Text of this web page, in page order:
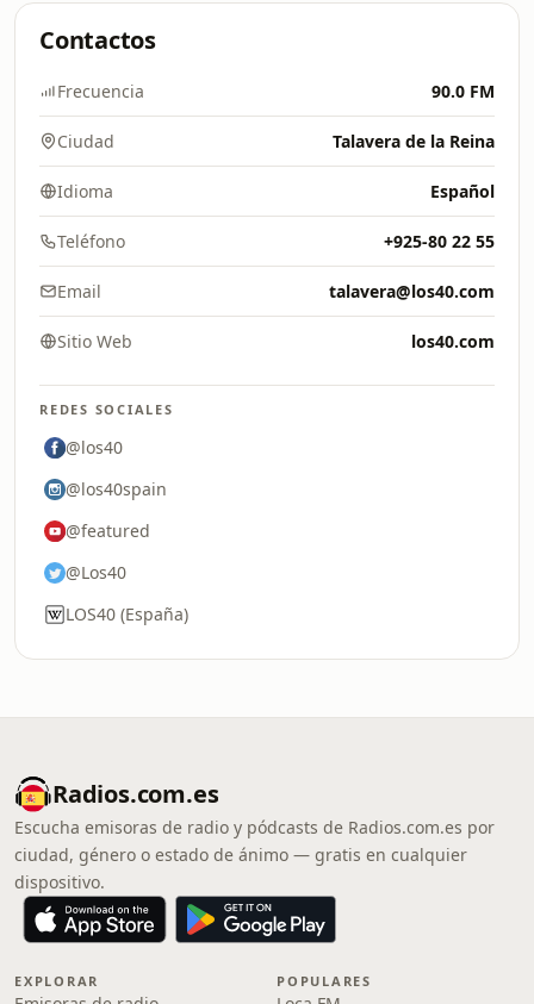
Contactos
Frecuencia 90.0 FM
Ciudad Talavera de la Reina
Idioma Español
Teléfono +925-80 22 55
Email talavera@los40.com
Sitio Web los40.com
REDES SOCIALES
@los40
@los40spain
@featured
@Los40
LOS40 (España)
Radios.com.es
Escucha emisoras de radio y pódcasts de Radios.com.es por
ciudad, género o estado de ánimo — gratis en cualquier
dispositivo.
EXPLORAR POPULARES